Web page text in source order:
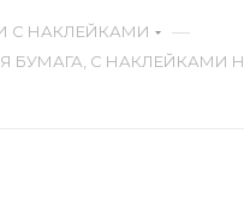
С НАКЛЕЙКАМИ —
БУМАГА, С НАКЛЕЙКАМИ